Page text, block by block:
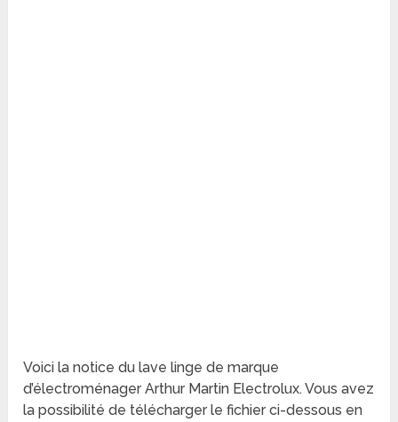
Voici la notice du lave linge de marque
d’électroménager Arthur Martin Electrolux. Vous avez
la possibilité de télécharger le fichier ci-dessous en